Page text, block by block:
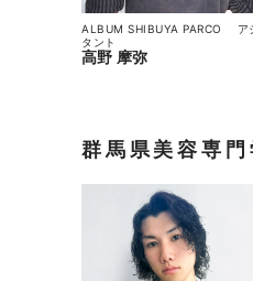
高野 摩弥
ALBUM SHIBUYA PARCO
ア
タント
群馬県美容専門